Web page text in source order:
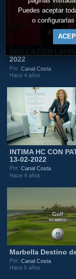
Puedes aceptar
o
2022
Por:Canal Costa
Hace 4 años
INTIMA HC CON
13-02-2022
Por:Canal Costa
Hace 4 años
Marbella Destino
Por:Canal Costa
Hace 5 años